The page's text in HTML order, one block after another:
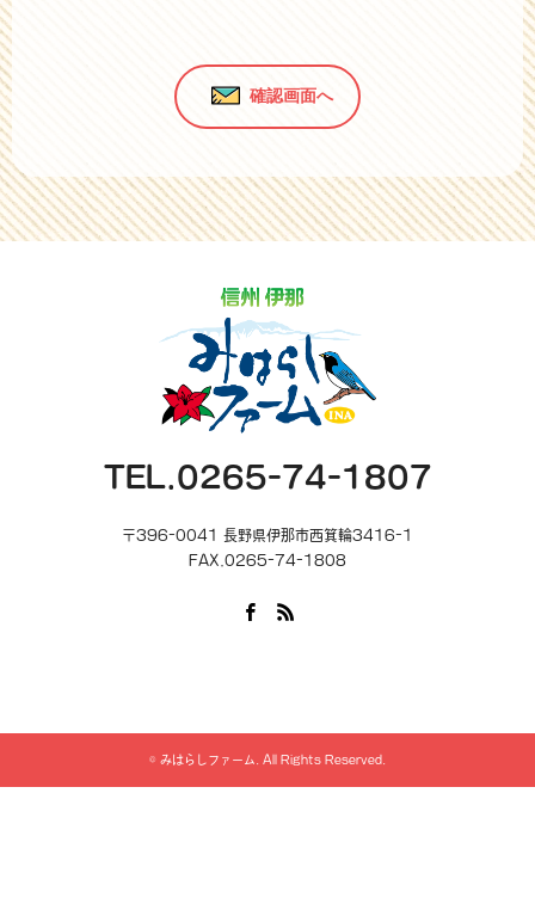
確認画面へ
TEL.0265-74-1807
〒396-0041 長野県伊那市西箕輪3416-1
FAX.0265-74-1808
© みはらしファーム . All Rights Reserved.